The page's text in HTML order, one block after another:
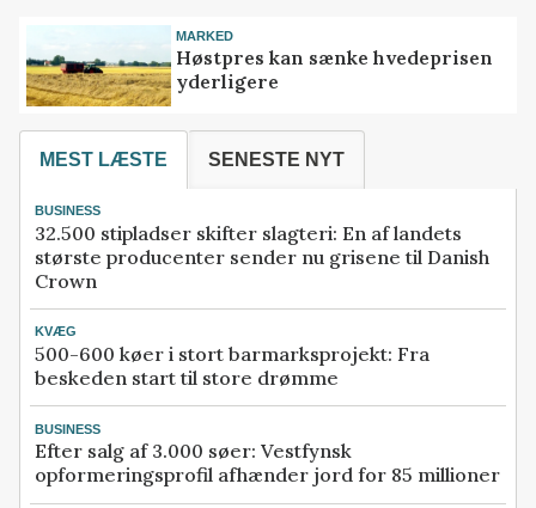
MARKED
Høstpres kan sænke hvedeprisen
yderligere
MEST LÆSTE SENESTE NYT
BUSINESS
32.500 stipladser skifter slagteri: En af landets
største producenter sender nu grisene til Danish
Crown
KVÆG
500-600 køer i stort barmarksprojekt: Fra
beskeden start til store drømme
BUSINESS
Efter salg af 3.000 søer: Vestfynsk
opformeringsprofil afhænder jord for 85 millioner